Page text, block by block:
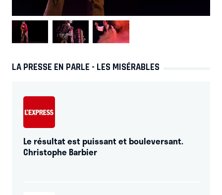
LA PRESSE EN PARLE - LES MISÉRABLES
Le résultat est puissant et bouleversant.
Christophe Barbier